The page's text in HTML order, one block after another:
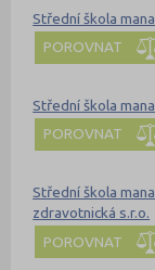
Střední škola
POROVNAT
Střední škola
POROVNAT
Střední škola
zdravotnická s.r.o.
POROVNAT